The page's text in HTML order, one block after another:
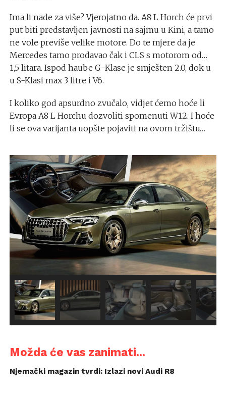
Ima li nade za više? Vjerojatno da. A8 L Horch će prvi
put biti predstavljen javnosti na sajmu u Kini, a tamo
ne vole previše velike motore. Do te mjere da je
Mercedes tamo prodavao čak i CLS s motorom od…
1,5 litara. Ispod haube G-Klase je smješten 2.0, dok u
u S-Klasi max 3 litre i V6.
I koliko god apsurdno zvučalo, vidjet ćemo hoće li
Evropa A8 L Horchu dozvoliti spomenuti W12. I hoće
li se ova varijanta uopšte pojaviti na ovom tržištu…
Možda će vas zanimati...
Njemački magazin tvrdi: Izlazi novi Audi R8